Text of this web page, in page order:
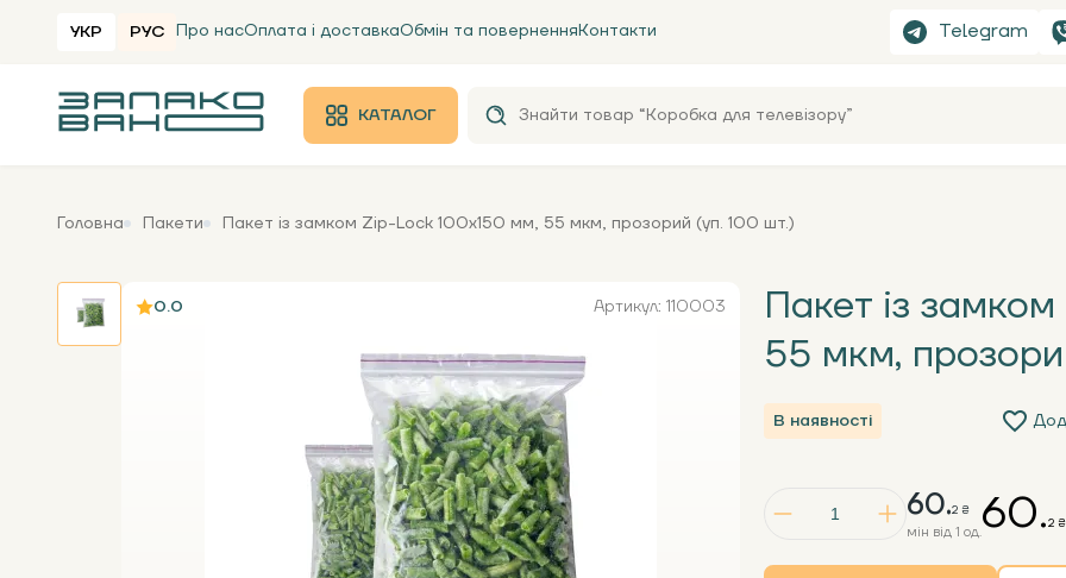
УКР РУС Про насОплата і доставкаОбмін та поверненняКонтакти Telegram
КАТАЛОГ
Головна Пакети Пакет із замком Zip-Lock 100х150 мм, 55 мкм, прозорий (уп. 100 шт.)
0.0 Артикул: 110003
Пакет із
55 мкм,
В наявності
60.2 ₴
мін від 1 од.60.2 ₴